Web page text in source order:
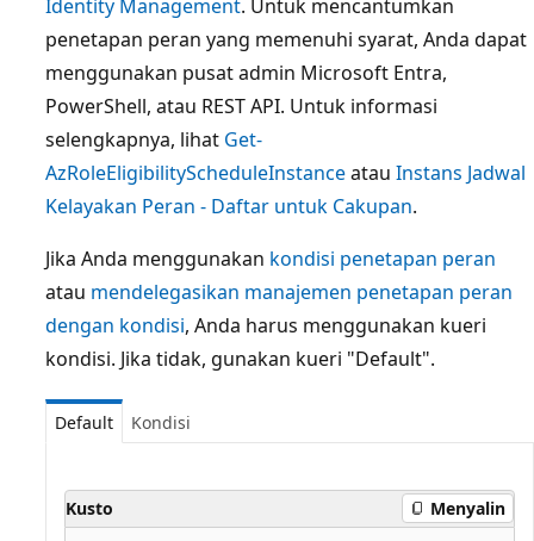
Identity Management. Untuk mencantumkan
penetapan peran yang memenuhi syarat, Anda dapat
menggunakan pusat admin Microsoft Entra,
PowerShell, atau REST API. Untuk informasi
selengkapnya, lihat Get-
AzRoleEligibilityScheduleInstanceatau Instans Jadwal
Kelayakan Peran - Daftar untuk Cakupan.
Jika Anda menggunakan kondisi penetapan peran
atau mendelegasikan manajemen penetapan peran
dengan kondisi, Anda harus menggunakan kueri
kondisi. Jika tidak, gunakan kueri "Default".
Default Kondisi
Kusto Menyalin